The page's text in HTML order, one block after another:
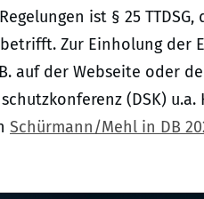
ist § 25
Zur Einholung der
auf der Webseite oder
(DSK)
Schürmann/Mehl in DB